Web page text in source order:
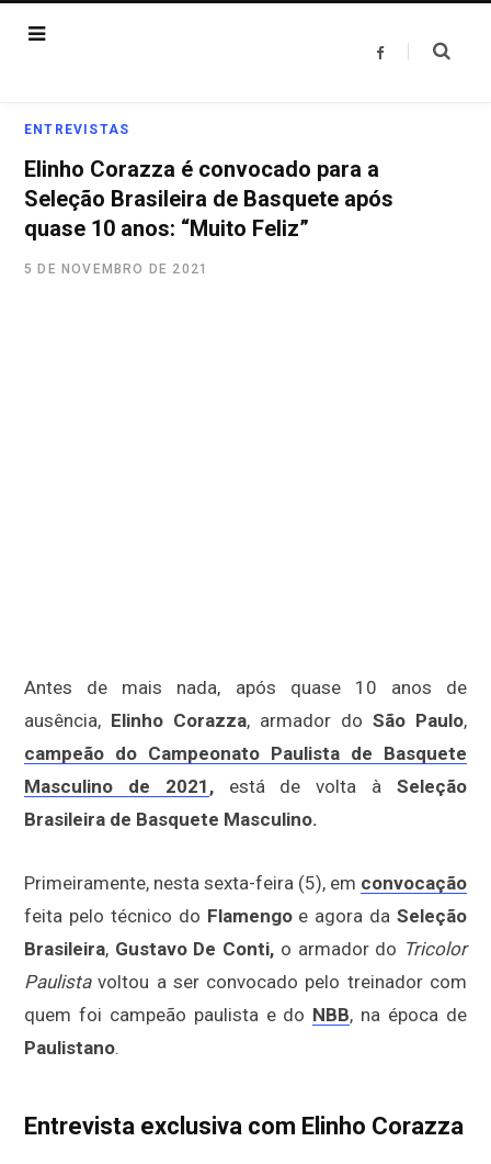
F
ENTREVISTAS
Elinho Corazza é convocado para a
Seleção Brasileira de Basquete após
quase 10 anos: “Muito Feliz”
5 DE NOVEMBRO DE 2021
Antes de mais nada, após quase 10 anos de
ausência, Elinho Corazza, armador do São Paulo,
campeão do Campeonato Paulista de Basquete
Masculino de 2021 , está de volta àSeleção
Brasileira de Basquete Masculino.
Primeiramente, nesta sexta-feira (5), em convocação
feita pelo técnico do Flamengoe agora da Seleção
Brasileira, Gustavo De Conti, o armador do Tricolor
Paulistavoltou a ser convocado pelo treinador com
quem foi campeão paulista e do NBB, na época de
Paulistano.
Entrevista exclusiva com Elinho Corazza